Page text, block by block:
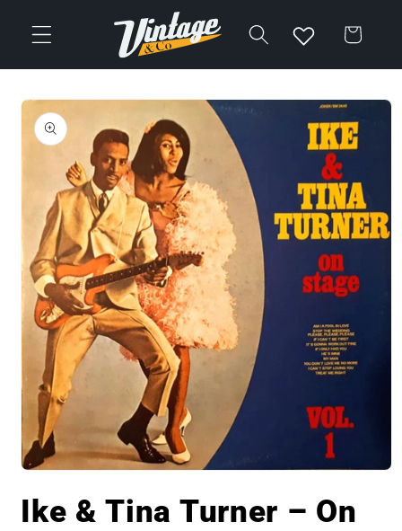
direttamente
ai contenuti
Carrello
Passa alle
informazioni
sul prodotto
multimediali
Ike & Tina Turner – On